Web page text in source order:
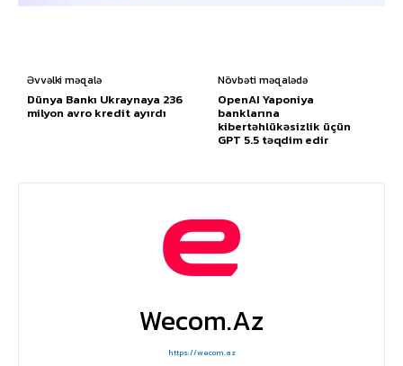
Əvvəlki məqalə
Dünya Bankı Ukraynaya 236
milyon avro kredit ayırdı
Növbəti məqalədə
OpenAI Yaponiya
banklarına
kibertəhlükəsizlik üçün
GPT 5.5 təqdim edir
Wecom.az
https://wecom.az